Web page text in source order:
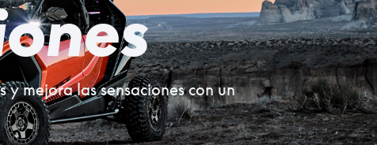
mejora las sensaciones con un